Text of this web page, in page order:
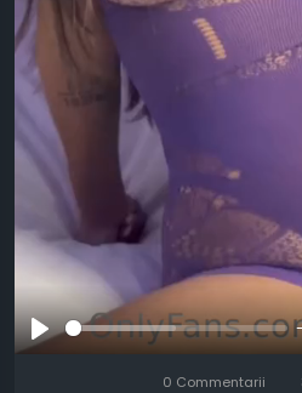
Joaca
0 Commentarii